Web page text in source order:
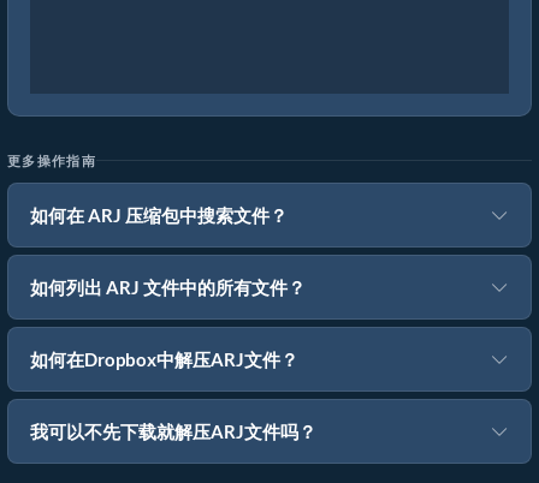
更多操作指南
如何在 ARJ 压缩包中搜索文件？
如何列出 ARJ 文件中的所有文件？
如何在Dropbox中解压ARJ文件？
我可以不先下载就解压ARJ文件吗？